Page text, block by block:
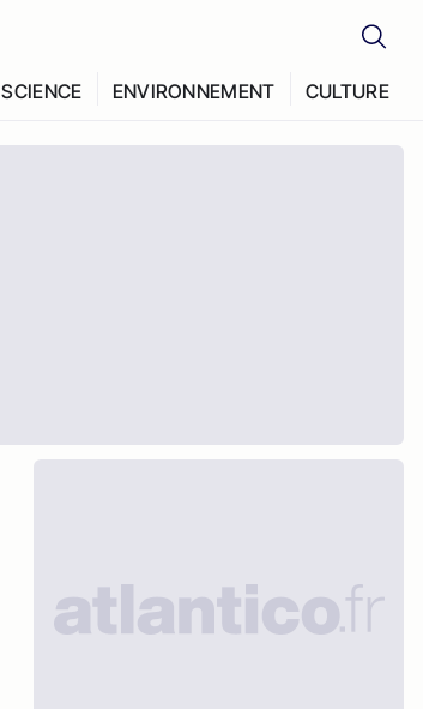
SCIENCE ENVIRONNEMENT CULTURE